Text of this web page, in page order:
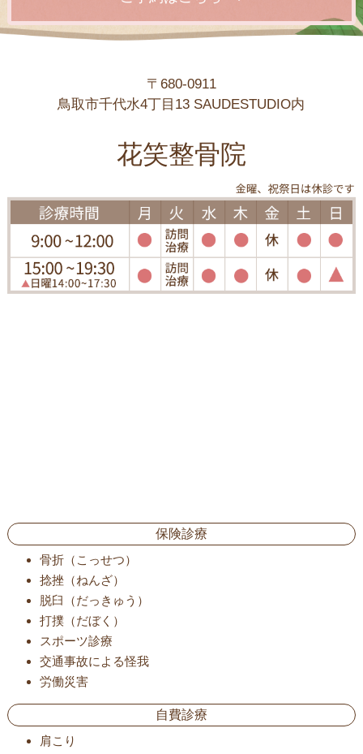
〒680-0911
鳥取市千代水4丁目13 SAUDESTUDIO内
花笑整骨院
保険診療
骨折（こっせつ）
捻挫（ねんざ）
脱臼（だっきゅう）
打撲（だぼく）
スポーツ診療
交通事故による怪我
労働災害
自費診療
肩こり